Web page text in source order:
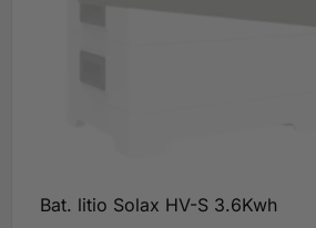
Bat. litio Solax HV-S 3.6Kwh